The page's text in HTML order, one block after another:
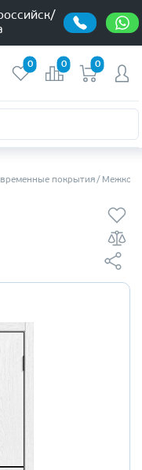
0 0 0
покрытия